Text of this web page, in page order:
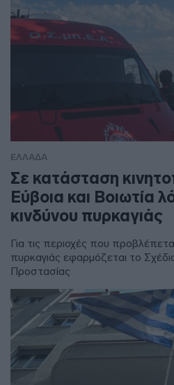
ΕΛΛΑΔΑ
Σε κατάσταση
Εύβοια και Βοιωτία
κινδύνου πυρκαγιάς
Για τις περιοχές που
πυρκαγιάς εφαρμόζεται το
Προστασίας